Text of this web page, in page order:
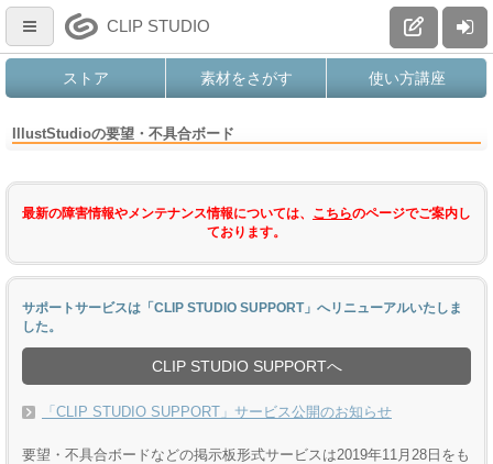
CLIP STUDIO
ストア 素材をさがす 使い方講座
IllustStudioの要望・不具合ボード
最新の障害情報やメンテナンス情報については、 こちらのページでご案内し
ております。
サポートサービスは「CLIP STUDIO SUPPORT」へリニューアルいたしま
した。
CLIP STUDIO SUPPORTへ
「CLIP STUDIO SUPPORT」サービス公開のお知らせ
要望・不具合ボードなどの掲示板形式サービスは2019年11月28日をも